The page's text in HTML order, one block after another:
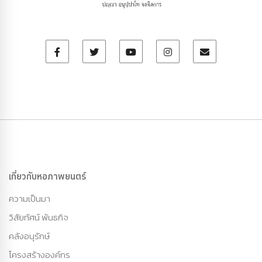
เกี่ยวกับหอภาพยนตร์
ความเป็นมา
วิสัยทัศน์ พันธกิจ
คลังอนุรักษ์
โครงสร้างองค์กร